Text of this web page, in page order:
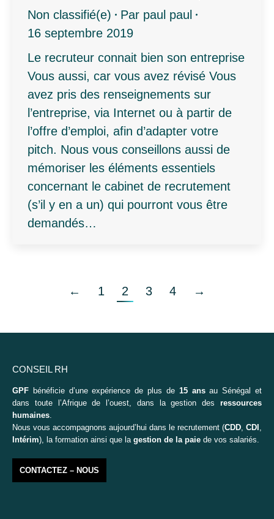
Non classifié(e) Par paul paul
16 septembre 2019
Le recruteur connait bien son entreprise
Vous aussi, car vous avez révisé Vous
avez pris des renseignements sur
l’entreprise, via Internet ou à partir de
l’offre d’emploi, afin d’adapter votre
pitch. Nous vous conseillons aussi de
mémoriser les éléments essentiels
concernant le cabinet de recrutement
(s’il y en a un) qui pourront vous être
demandés…
← 1 2 3 4 →
CONSEIL RH
GPF bénéficie d’une expérience de plus de 15 ansau Sénégal et
dans toute l’Afrique de l’ouest, dans la gestion des ressources
humaines.
Nous vous accompagnons aujourd’hui dans le recrutement (CDD, CDI ,
Intérim), la formation ainsi que la gestion de la paie de vos salariés.
CONTACTEZ – NOUS